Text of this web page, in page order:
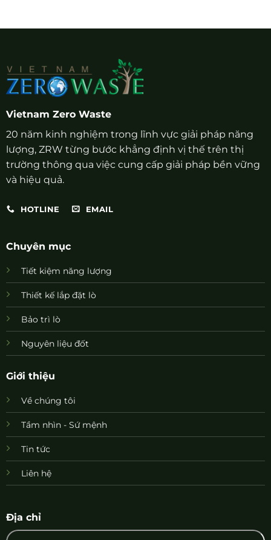
Vietnam Zero Waste
20 năm kinh nghiệm trong lĩnh vực giải pháp năng
lượng, ZRW từng bước khẳng định vị thế trên thị
trường thông qua việc cung cấp giải pháp bền vững
và hiệu quả.
HOTLINE EMAIL
Chuyên mục
Tiết kiệm năng lượng
Thiết kế lắp đặt lò
Bảo trì lò
Nguyên liệu đốt
Giới thiệu
Về chúng tôi
Tầm nhìn - Sứ mệnh
Tin tức
Liên hệ
Địa chỉ